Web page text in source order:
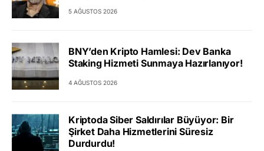
5 AĞUSTOS 2026
BNY’den Kripto Hamlesi: Dev Banka
Staking Hizmeti Sunmaya Hazırlanıyor!
4 AĞUSTOS 2026
Kriptoda Siber Saldırılar Büyüyor: Bir
Şirket Daha Hizmetlerini Süresiz
Durdurdu!